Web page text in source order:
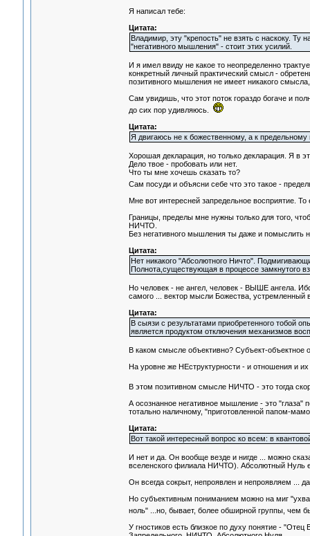
Я написал тебе:
Цитата:
Владимир, эту "крепость" не взять с наскоку.
"негативного мышления" - стоит этих усилий.
И я имел ввиду не какое то неопределенно
конкретный личный практический смысл -
позитивного мышления не имеет никакого
Сам увидишь, что этот поток гораздо богаче и
до сих пор удивляюсь.
Цитата:
Я двигаюсь не к божественному, а к
Хорошая декларация, но только декларация. Я в
Дело твое - пробовать или нет.
Что ты мне хочешь сказать то?
Сам посуди и объясни себе что это такое -
Мне вот интересней запредельное восприятие.
Границы, пределы мне нужны только для того,
НИЧТО.
Без негативного мышления ты даже и
Цитата:
Нет никакого "Абсолютного Ничто".
Полнота,существующая в процессе замкнутого
Но человек - не ангел, человек - ВЫШЕ ангела.
самого ... вектор мысли Божества, устремленный
Цитата:
В сыязи с результатами приобретенного тобой
является продуктом отключения механизмов
В каком смысле объективно? Субъект-
На уровне же НЕструктурности - и отношения и
В этом позитивном смысле НИЧТО - это тогда
А осознанное негативное мышление - это "глаза"
тотально наличному, "приготовленной папом-
Цитата:
Вот такой интересный вопрос ко всем: в
И нет и да. Он вообще везде и нигде ... можно
вселенского филиала НИЧТО). Абсолютный Нуль
Он всегда сокрыт, непроявлен и непроявляем ...
Но субъективным пониманием можно на миг
ноль" ...но, бывает, более обширной группы, чем
У гностиков есть близкое по духу понятие -